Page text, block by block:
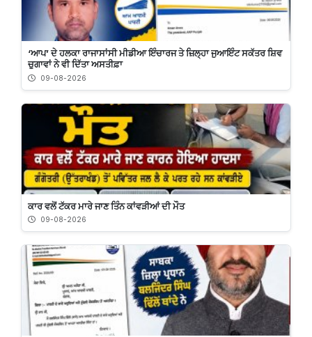
‘ਆਪ’ ਦੇ ਹਲਕਾ ਰਾਜਾਸਾਂਸੀ ਮੀਡੀਆ ਇੰਚਾਰਜ ਤੇ ਜ਼ਿਲ੍ਹਾ ਜੁਆਇੰਟ ਸਕੱਤਰ ਸ਼ਿਵ
ਚੁਗਾਵਾਂ ਨੇ ਵੀ ਦਿੱਤਾ ਅਸਤੀਫ਼ਾ
09-08-2026
ਕਾਰ ਵਲੋਂ ਟੱਕਰ ਮਾਰੇ ਜਾਣ ਤਿੰਨ ਕਾਂਵੜੀਆਂ ਦੀ ਮੌਤ
09-08-2026